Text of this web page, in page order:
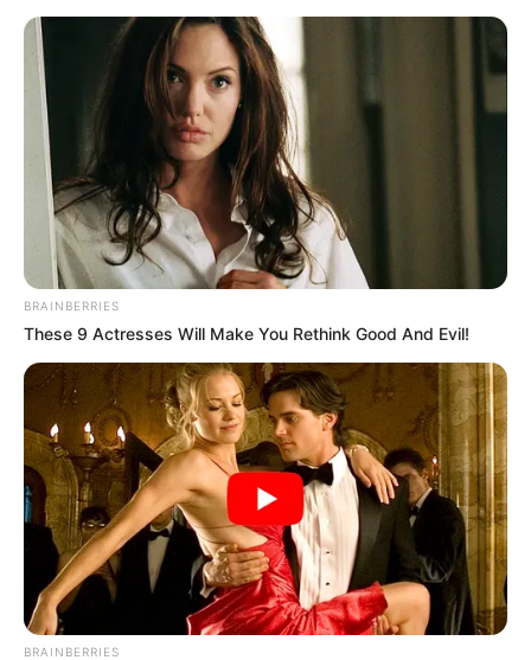
BRAINBERRIES
These 9 Actresses Will Make You Rethink Good And Evil!
BRAINBERRIES